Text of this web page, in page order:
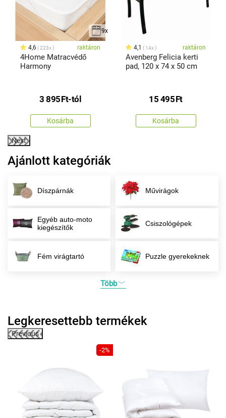
9x
4,6 223x raktáron
4Home Matracvédő
Harmony
3 895Ft-tól
Kosárba
4,1 14x raktáron
Avenberg Felicia kerti
pad, 120 x 74 x 50 cm
15 495Ft
Kosárba
Next
Ajánlott kategóriák
Díszpárnák Művirágok
Egyéb auto-moto
kiegészítők
Csiszológépek
Fém virágtartó Puzzle gyerekeknek
Több
Legkeresettebb termékek
Previous
-2%